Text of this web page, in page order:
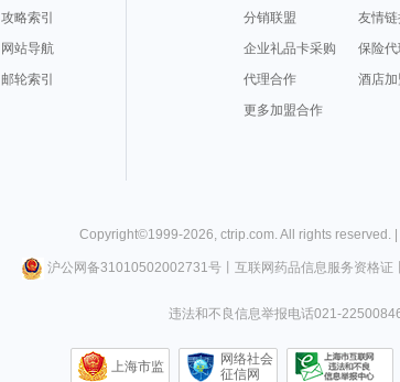
攻略索引
网站导航
邮轮索引
分销联盟
友情
企业礼品卡采购
保险代
代理合作
酒店加
更多加盟合作
Copyright©1999-2026, ctrip.com. All rights reserved. |
沪公网备31010502002731号丨 互联网药品信息服务资格证
违法和不良信息举报电话021-
上海市监
网络社会
征信网